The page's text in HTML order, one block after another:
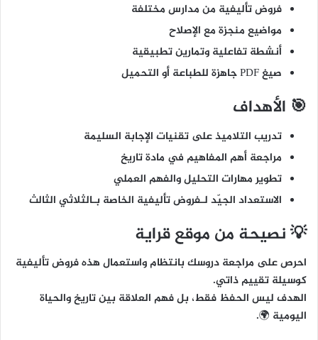
فروض تأليفية من مدارس مختلفة
مواضيع منجزة مع الإصلاح
أنشطة تفاعلية وتمارين تطبيقية
صيغ PDF جاهزة للطباعة أو التحميل
🎯 الأهداف
تدريب التلاميذ على تقنيات الإجابة السليمة
مراجعة أهم المفاهيم في مادة تاريخ
تطوير مهارات التحليل والفهم العملي
الاستعداد الجيّد لـفروض تأليفية الخاصة بـالثلاثي الثالث
💡 نصيحة من موقع قراية
احرص على مراجعة دروسك بانتظام واستعمال هذه فروض تأليفية
كوسيلة تقييم ذاتي.
الهدف ليس الحفظ فقط، بلفهم العلاقة بين تاريخ والحياة
اليومية 🌍.